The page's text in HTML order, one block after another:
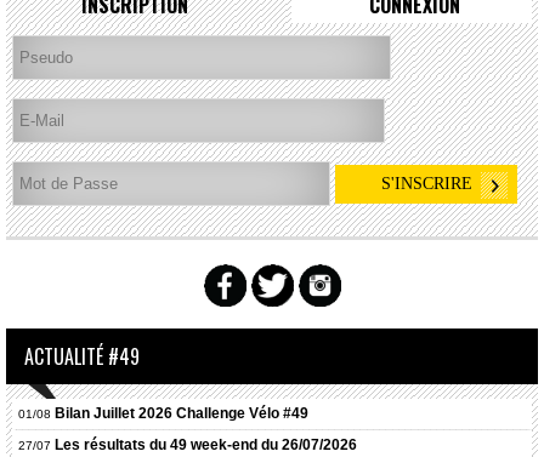
ACTUALITÉ #49
01/08 Bilan Juillet 2026 Challenge Vélo #49
27/07 Les résultats du 49 week-end du 26/07/2026